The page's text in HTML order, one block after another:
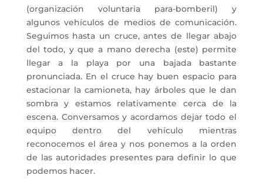
(organización voluntaria para-bomberil) y
algunos vehículos de medios de comunicación.
Seguimos hasta un cruce, antes de llegar abajo
del todo, y que a mano derecha (este) permite
llegar a la playa por una bajada bastante
pronunciada. En el cruce hay buen espacio para
estacionar la camioneta, hay árboles que le dan
sombra y estamos relativamente cerca de la
escena. Conversamos y acordamos dejar todo el
equipo dentro del vehículo mientras
reconocemos el área y nos ponemos a la orden
de las autoridades presentes para definir lo que
podemos hacer.